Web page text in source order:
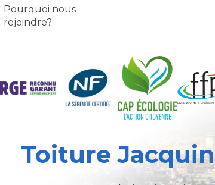
Pourquoi nous
rejoindre?
Toiture Jacquin